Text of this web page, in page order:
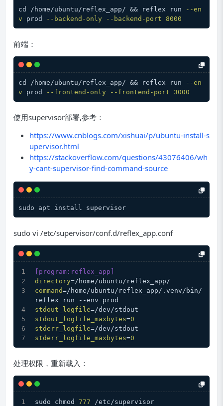
cd /home/ubuntu/reflex_app/ && reflex run
--en
v prod --backend-only --backend-port 8000
前端：
cd /home/ubuntu/reflex_app/ && reflex run
--en
v prod --frontend-only --frontend-port 3000
使用supervisor部署,参考：
https://www.cnblogs.com/xishuai/p/ubuntu-install-s
upervisor.html
https://stackoverflow.com/questions/43076406/wh
y-cant-supervisor-find-command-source
sudo vi /etc/supervisor/conf.d/reflex_app.conf
[program:reflex_app]
directory=/home/ubuntu/reflex_app/
command=/home/ubuntu/reflex_app/.venv/bin/
reflex run --env prod
stdout_logfile=/dev/stdout
stdout_logfile_maxbytes=0
stderr_logfile=/dev/stdout
stderr_logfile_maxbytes=0
处理权限，重新载入：
sudo chmod 777 /etc/supervisor